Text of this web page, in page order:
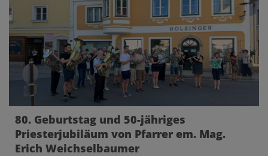
80. Geburtstag und 50-jähriges
Priesterjubiläum von Pfarrer em. Mag.
Erich Weichselbaumer